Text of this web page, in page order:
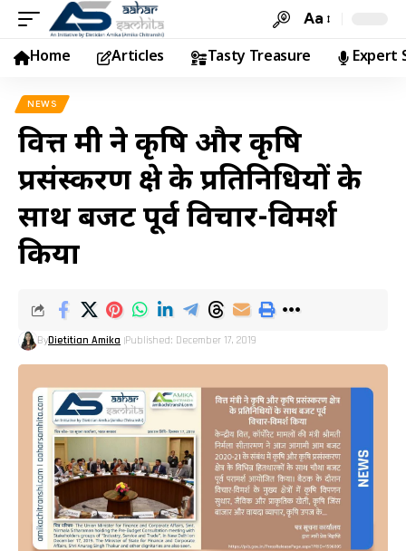
Aa
Home Articles Tasty Treasure Expert
NEWS
वित्त मंत्री ने कृषि और कृषि
प्रसंस्करण क्षेत्र के प्रतिनिधियों के
साथ बजट पूर्व विचार-विमर्श
किया
ByDietitian Amika Published: December 17, 2019